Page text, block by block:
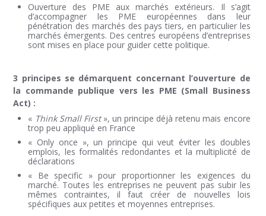
Ouverture des PME aux marchés extérieurs. Il s’agit
d’accompagner les PME européennes dans leur
pénétration des marchés des pays tiers, en particulier les
marchés émergents. Des centres européens d’entreprises
sont mises en place pour guider cette politique.
3 principes se démarquent concernant l’ouverture de
la commande publique vers les PME (Small Business
Act) :
« Think Small First», un principe déjà retenu mais encore
trop peu appliqué en France
« Only once », un principe qui veut éviter les doubles
emplois, les formalités redondantes et la multiplicité de
déclarations
« Be specific » pour proportionner les exigences du
marché. Toutes les entreprises ne peuvent pas subir les
mêmes contraintes, il faut créer de nouvelles lois
spécifiques aux petites et moyennes entreprises.